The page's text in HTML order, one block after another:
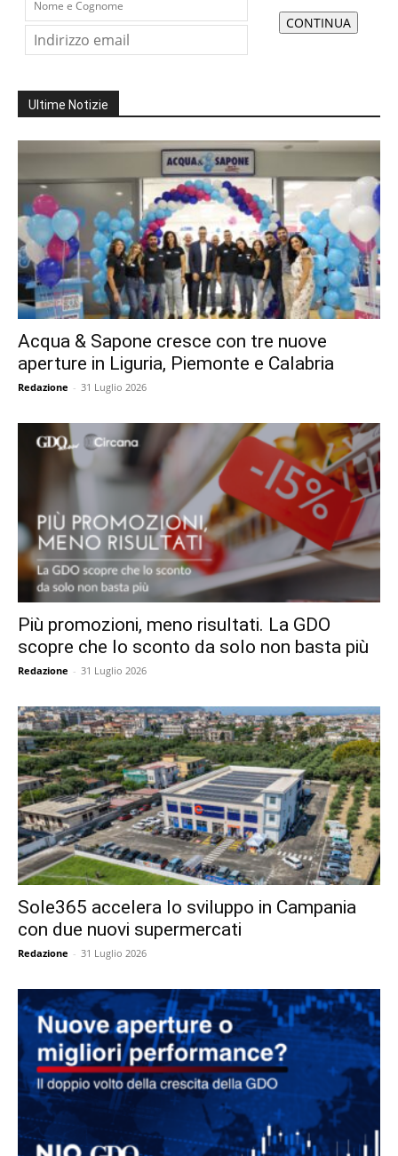
Ultime Notizie
Acqua & Sapone cresce con tre nuove
aperture in Liguria, Piemonte e Calabria
Redazione - 31 Luglio 2026
Più promozioni, meno risultati. La GDO
scopre che lo sconto da solo non basta più
Redazione - 31 Luglio 2026
Sole365 accelera lo sviluppo in Campania
con due nuovi supermercati
Redazione - 31 Luglio 2026